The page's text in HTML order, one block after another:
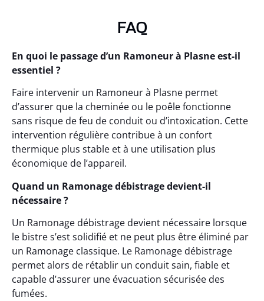
FAQ
En quoi le passage d’un Ramoneur à Plasne est-il
essentiel ?
Faire intervenir un Ramoneur à Plasne permet
d’assurer que la cheminée ou le poêle fonctionne
sans risque de feu de conduit ou d’intoxication. Cette
intervention régulière contribue à un confort
thermique plus stable et à une utilisation plus
économique de l’appareil.
Quand un Ramonage débistrage devient-il
nécessaire ?
Un Ramonage débistrage devient nécessaire lorsque
le bistre s’est solidifié et ne peut plus être éliminé par
un Ramonage classique. Le Ramonage débistrage
permet alors de rétablir un conduit sain, fiable et
capable d’assurer une évacuation sécurisée des
fumées.